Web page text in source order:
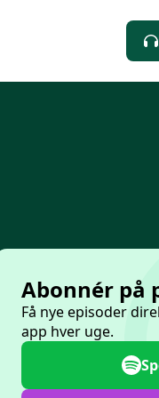
Abonnér på
Få nye episoder
app hver uge.